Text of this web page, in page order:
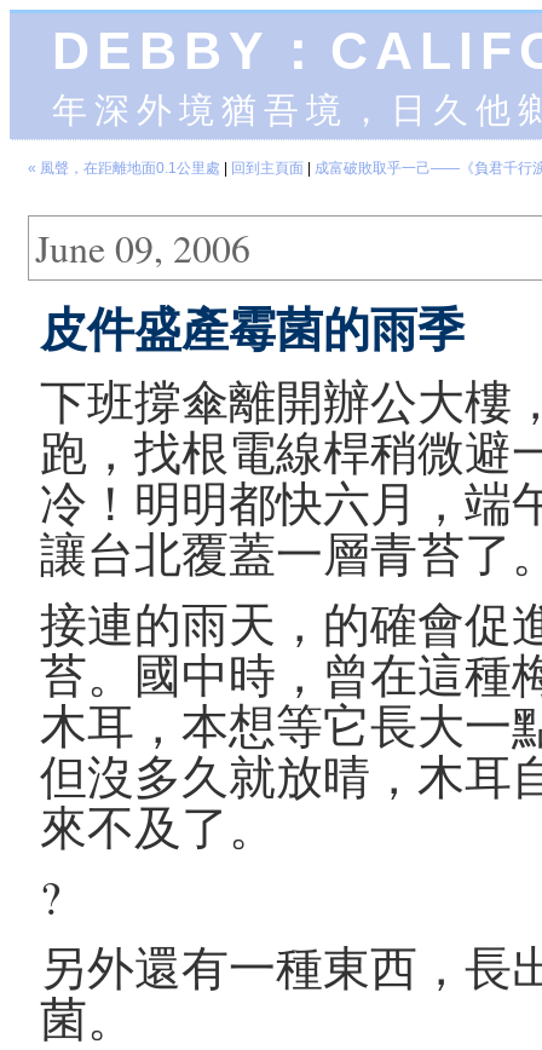
DEBBY：
年深外境猶吾境，日久
« 風聲，在距離地面0.1公里處 回到主頁面 成富破敗取乎一己——《負君千行
June 09, 2006
皮件盛產霉菌的雨季
下班撐傘離開辦公大樓
跑，找根電線桿稍微避
冷！明明都快六月，端
讓台北覆蓋一層青苔了
接連的雨天，的確會促
苔。國中時，曾在這種
木耳，本想等它長大一
但沒多久就放晴，木耳
來不及了。
?
另外還有一種東西，長
菌。